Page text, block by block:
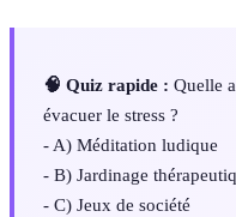
🧠 Quiz rapide : Quelle
évacuer le stress ?
- A) Méditation ludique
- B) Jardinage
- C) Jeux de société